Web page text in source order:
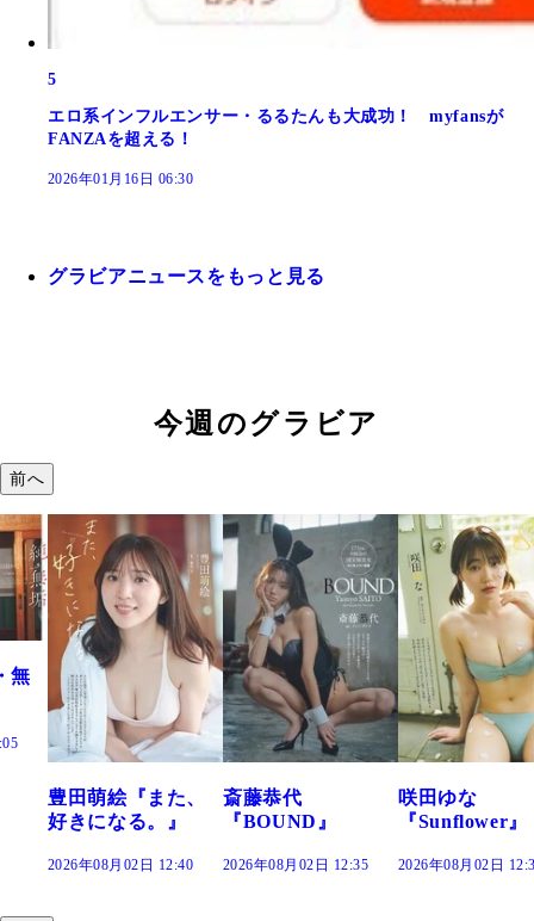
5
エロ系インフルエンサー・るるたんも大成功！ myfansが
FANZAを超える！
2026年01月16日 06:30
グラビアニュースをもっと見る
今週のグラビア
前へ
斎藤恭代
『BOUND』
2026年08月02日 12:35
咲田ゆな
『Sunflower』
2026年08月02日 12:30
藤水咲桜『花
だまり』
2026年08月02日